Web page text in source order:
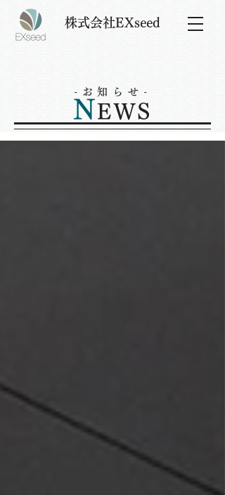
株式会社EXseed
-お知らせ-
NEWS